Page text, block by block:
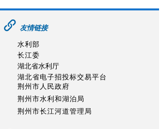
友情链接
水利部
长江委
湖北省水利厅
湖北省电子招投标交易平台
荆州市人民政府
荆州市水利和湖泊局
荆州市长江河道管理局